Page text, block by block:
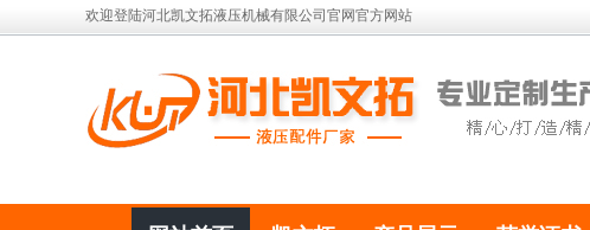
欢迎登陆河北凯文拓液压机械有限公司官网官方网站